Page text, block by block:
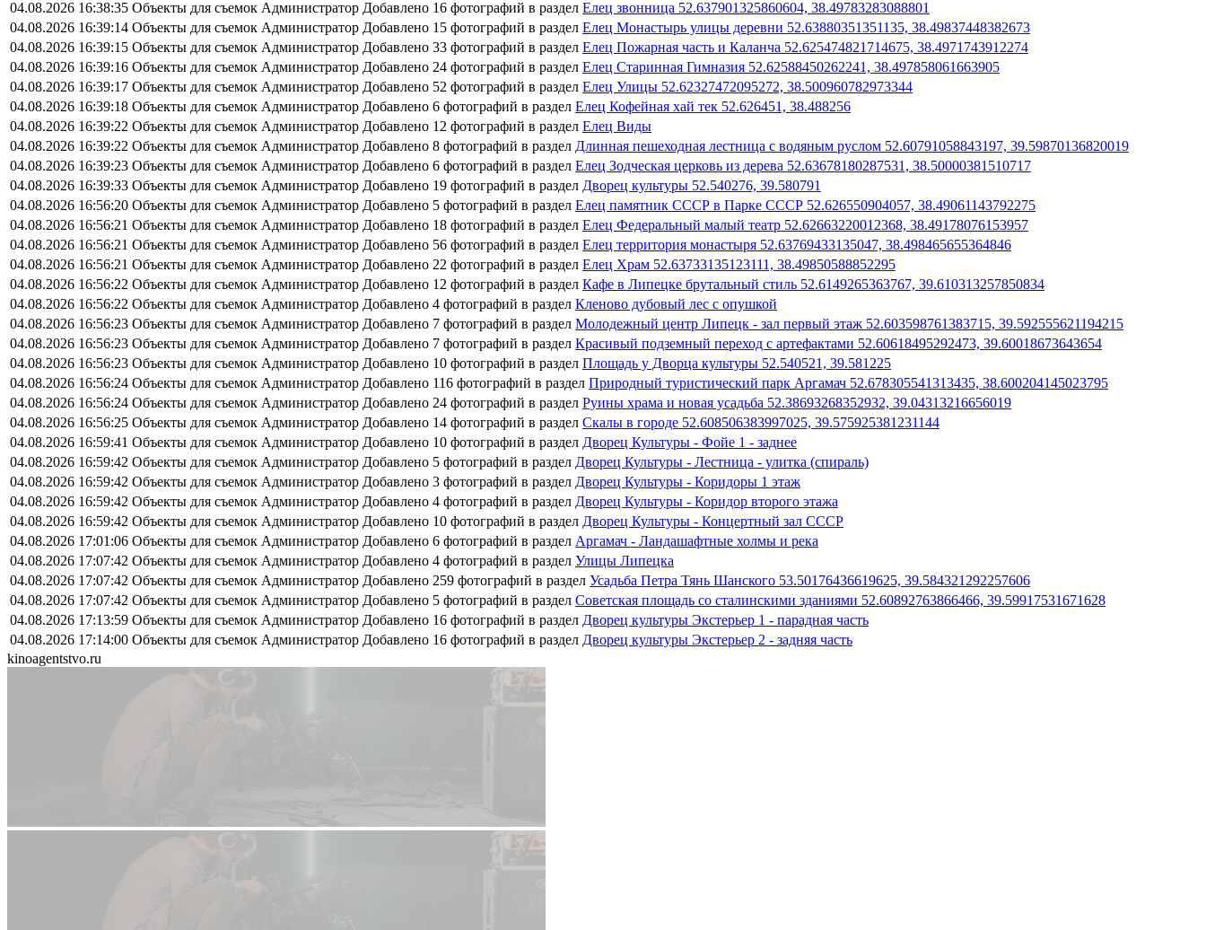
04.08.2026 16:38:35 Объекты для съемок Администратор Добавлено 16 фотографий в раздел Елец звонница 52.637901325860604, 38.49783283088801
04.08.2026 16:39:14 Объекты для съемок Администратор Добавлено 15 фотографий в раздел Елец Монастырь улицы деревни 52.63880351351135, 38.49837448382673
04.08.2026 16:39:15 Объекты для съемок Администратор Добавлено 33 фотографий в раздел Елец Пожарная часть и Каланча 52.625474821714675, 38.4971743912274
04.08.2026 16:39:16 Объекты для съемок Администратор Добавлено 24 фотографий в раздел Елец Старинная Гимназия 52.62588450262241, 38.497858061663905
04.08.2026 16:39:17 Объекты для съемок Администратор Добавлено 52 фотографий в раздел Елец Улицы 52.62327472095272, 38.500960782973344
04.08.2026 16:39:18 Объекты для съемок Администратор Добавлено 6 фотографий в раздел Елец Кофейная хай тек 52.626451, 38.488256
04.08.2026 16:39:22 Объекты для съемок Администратор Добавлено 12 фотографий в раздел Елец Виды
04.08.2026 16:39:22 Объекты для съемок Администратор Добавлено 8 фотографий в раздел Длинная пешеходная лестница с водяным руслом 52.60791058843197, 39.59870136820019
04.08.2026 16:39:23 Объекты для съемок Администратор Добавлено 6 фотографий в раздел Елец Зодческая церковь из дерева 52.63678180287531, 38.50000381510717
04.08.2026 16:39:33 Объекты для съемок Администратор Добавлено 19 фотографий в раздел Дворец культуры 52.540276, 39.580791
04.08.2026 16:56:20 Объекты для съемок Администратор Добавлено 5 фотографий в раздел Елец памятник СССР в Парке СССР 52.626550904057, 38.49061143792275
04.08.2026 16:56:21 Объекты для съемок Администратор Добавлено 18 фотографий в раздел Елец Федеральный малый театр 52.62663220012368, 38.49178076153957
04.08.2026 16:56:21 Объекты для съемок Администратор Добавлено 56 фотографий в раздел Елец территория монастыря 52.63769433135047, 38.498465655364846
04.08.2026 16:56:21 Объекты для съемок Администратор Добавлено 22 фотографий в раздел Елец Храм 52.63733135123111, 38.49850588852295
04.08.2026 16:56:22 Объекты для съемок Администратор Добавлено 12 фотографий в раздел Кафе в Липецке брутальный стиль 52.6149265363767, 39.610313257850834
04.08.2026 16:56:22 Объекты для съемок Администратор Добавлено 4 фотографий в раздел Кленово дубовый лес с опушкой
04.08.2026 16:56:23 Объекты для съемок Администратор Добавлено 7 фотографий в раздел Молодежный центр Липецк - зал первый этаж 52.603598761383715, 39.592555621194215
04.08.2026 16:56:23 Объекты для съемок Администратор Добавлено 7 фотографий в раздел Красивый подземный переход с артефактами 52.60618495292473, 39.60018673643654
04.08.2026 16:56:23 Объекты для съемок Администратор Добавлено 10 фотографий в раздел Площадь у Дворца культуры 52.540521, 39.581225
04.08.2026 16:56:24 Объекты для съемок Администратор Добавлено 116 фотографий в раздел Природный туристический парк Аргамач 52.678305541313435, 38.600204145023795
04.08.2026 16:56:24 Объекты для съемок Администратор Добавлено 24 фотографий в раздел Руины храма и новая усадьба 52.38693268352932, 39.04313216656019
04.08.2026 16:56:25 Объекты для съемок Администратор Добавлено 14 фотографий в раздел Скалы в городе 52.608506383997025, 39.575925381231144
04.08.2026 16:59:41 Объекты для съемок Администратор Добавлено 10 фотографий в раздел Дворец Культуры - Фойе 1 - заднее
04.08.2026 16:59:42 Объекты для съемок Администратор Добавлено 5 фотографий в раздел Дворец Культуры - Лестница - улитка (спираль)
04.08.2026 16:59:42 Объекты для съемок Администратор Добавлено 3 фотографий в раздел Дворец Культуры - Коридоры 1 этаж
04.08.2026 16:59:42 Объекты для съемок Администратор Добавлено 4 фотографий в раздел Дворец Культуры - Коридор второго этажа
04.08.2026 16:59:42 Объекты для съемок Администратор Добавлено 10 фотографий в раздел Дворец Культуры - Концертный зал СССР
04.08.2026 17:01:06 Объекты для съемок Администратор Добавлено 6 фотографий в раздел Аргамач - Ландашафтные холмы и река
04.08.2026 17:07:42 Объекты для съемок Администратор Добавлено 4 фотографий в раздел Улицы Липецка
04.08.2026 17:07:42 Объекты для съемок Администратор Добавлено 259 фотографий в раздел Усадьба Петра Тянь Шанского 53.50176436619625, 39.584321292257606
04.08.2026 17:07:42 Объекты для съемок Администратор Добавлено 5 фотографий в раздел Советская площадь со сталинскими зданиями 52.60892763866466, 39.59917531671628
04.08.2026 17:13:59 Объекты для съемок Администратор Добавлено 16 фотографий в раздел Дворец культуры Экстерьер 1 - парадная часть
04.08.2026 17:14:00 Объекты для съемок Администратор Добавлено 16 фотографий в раздел Дворец культуры Экстерьер 2 - задняя часть
kinoagentstvo.ru